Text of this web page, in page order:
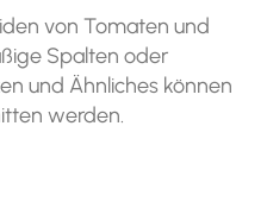
von Tomaten und
Spalten oder
und Ähnliches können
werden.